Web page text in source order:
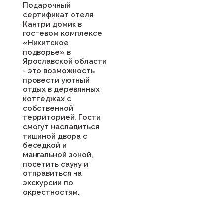
Подарочный
сертификат отеля
Кантри домик в
гостевом комплексе
«Никитское
подворье» в
Ярославской области
- это возможность
провести уютный
отдых в деревянных
коттеджах с
собственной
территорией. Гости
смогут насладиться
тишиной двора с
беседкой и
мангальной зоной,
посетить сауну и
отправиться на
экскурсии по
окрестностям.